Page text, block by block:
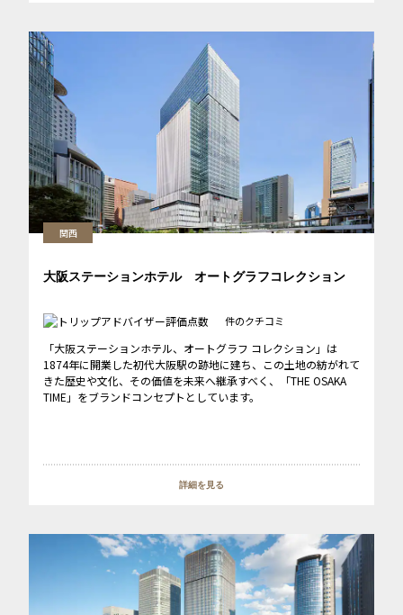
関西
大阪ステーションホテル オートグラフコレクション
件のクチコミ
「大阪ステーションホテル、オートグラフ コレクション」は
1874年に開業した初代大阪駅の跡地に建ち、この土地の紡がれて
きた歴史や文化、その価値を未来へ継承すべく、「THE OSAKA
TIME」をブランドコンセプトとしています。
詳細を見る